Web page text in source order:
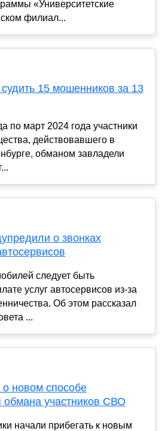
«Университетские
филиал...
15 мошенников за 13
по март 2024 года участники
действовавшего в
обманом завладели
о звонках
следует быть
услуг автосервисов из-за
Об этом рассказал
...
новом способе
участников СВО
начали прибегать к новым